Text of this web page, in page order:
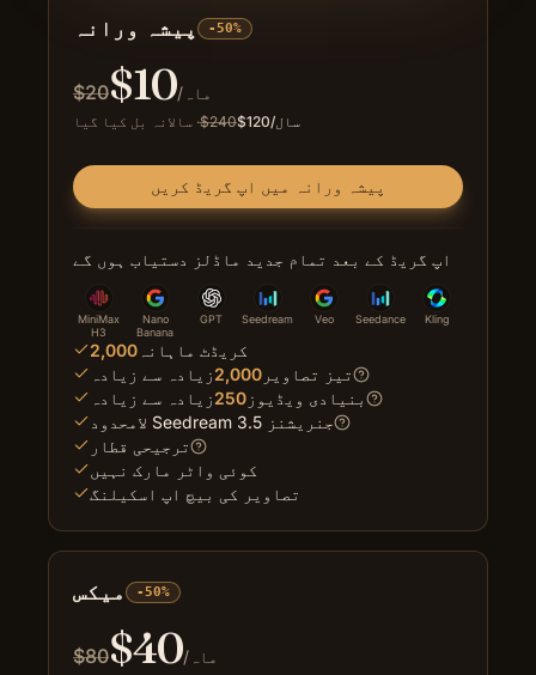
پیشہ ورانہ -50%
$20$10 /ماہ
سالانہ بل کیا گیا ·$240$120 /سال
پیشہ ورانہ میں اپ گریڈ کریں
اپ گریڈ کے بعد تمام جدید ماڈلز دستیاب ہوں گے
MiniMax
H3
Nano
Banana
GPT Seedream Veo Seedance Kling
2,000 کریڈٹ ماہانہ
زیادہ سے زیادہ2,000 تیز تصاویر
زیادہ سے زیادہ250 بنیادی ویڈیوز
لامحدود Seedream 3.5 جنریشنز
ترجیحی قطار
کوئی واٹر مارک نہیں
تصاویر کی بیچ اپ اسکیلنگ
میکس -50%
$80$40 /ماہ